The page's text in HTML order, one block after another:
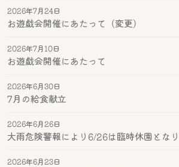
お遊戯会開催にあたって（変更）
2026年7月24日
お遊戯会開催にあたって
2026年7月10日
7月の給食献立
2026年6月30日
大雨危険警報により6/26は臨時休園とな
2026年6月26日
2026年6月23日